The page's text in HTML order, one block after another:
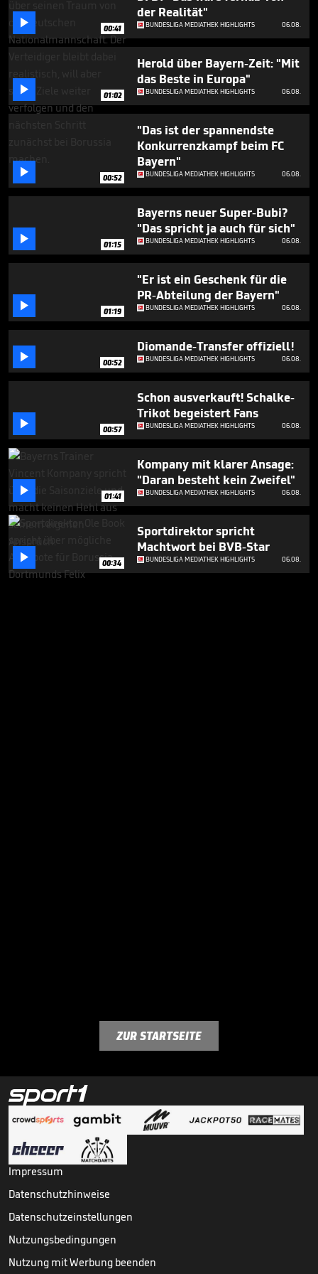
seconds
 00:41
der Realität"
BUNDESLIGA MEDIATHEK HIGHLIGHTS 06.08.
 01:02
Herold über Bayern-Zeit: "Mit
das Beste in Europa"
BUNDESLIGA MEDIATHEK HIGHLIGHTS 06.08.
 00:52
"Das ist der spannendste
Konkurrenzkampf beim FC
Bayern"
BUNDESLIGA MEDIATHEK HIGHLIGHTS 06.08.
 01:15
Bayerns neuer Super-Bubi?
"Das spricht ja auch für sich"
BUNDESLIGA MEDIATHEK HIGHLIGHTS 06.08.
 01:19
"Er ist ein Geschenk für die
PR-Abteilung der Bayern"
BUNDESLIGA MEDIATHEK HIGHLIGHTS 06.08.
 00:52
Diomande-Transfer offiziell!
BUNDESLIGA MEDIATHEK HIGHLIGHTS 06.08.
 00:57
Schon ausverkauft! Schalke-
Trikot begeistert Fans
BUNDESLIGA MEDIATHEK HIGHLIGHTS 06.08.
 01:41
Kompany mit klarer Ansage:
"Daran besteht kein Zweifel"
BUNDESLIGA MEDIATHEK HIGHLIGHTS 06.08.
 00:34
Sportdirektor spricht
Machtwort bei BVB-Star
BUNDESLIGA MEDIATHEK HIGHLIGHTS 06.08.
ZUR STARTSEITE
Impressum
Datenschutzhinweise
Datenschutzeinstellungen
Nutzungsbedingungen
Nutzung mit Werbung beenden